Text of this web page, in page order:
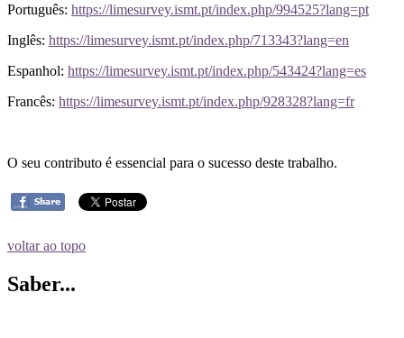
Português: https://limesurvey.ismt.pt/index.php/994525?lang=pt
Inglês: https://limesurvey.ismt.pt/index.php/713343?lang=en
Espanhol: https://limesurvey.ismt.pt/index.php/543424?lang=es
Francês: https://limesurvey.ismt.pt/index.php/928328?lang=fr
O seu contributo é essencial para o sucesso deste trabalho.
voltar ao topo
Saber...